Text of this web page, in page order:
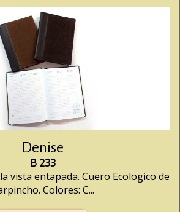
Denise
B 233
vista entapada. Cuero Ecologico de
Colores: C...